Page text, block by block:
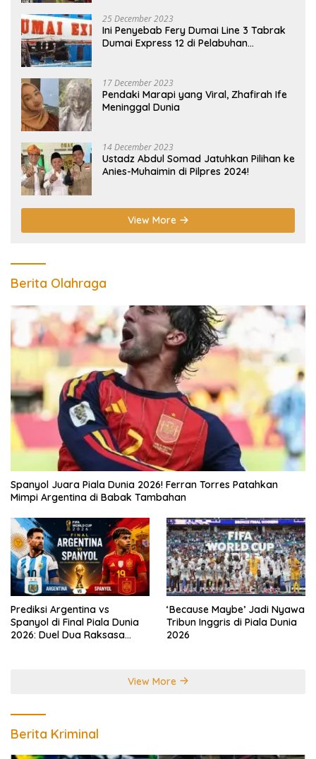
25 December 2023
Ini Penyebab Fery Dumai Line 3 Tabrak
Dumai Express 12 di Pelabuhan
17 December 2023
Pendaki Marapi yang Viral, Zhafirah Ife
Meninggal Dunia
14 December 2023
Ustadz Abdul Somad Jatuhkan Pilihan ke
Anies-Muhaimin di Pilpres 2024!
View More
Berita Olahraga
Spanyol Juara Piala Dunia 2026! Ferran Torres Patahkan
Mimpi Argentina di Babak Tambahan
Prediksi Argentina vs
Spanyol di Final Piala Dunia
2026: Duel Dua Raksasa
‘Because Maybe’ Jadi Nyawa
Tribun Inggris di Piala Dunia
2026
View More
Berita Kriminal